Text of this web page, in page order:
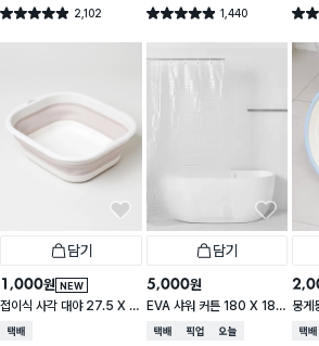
별점 4.9점 2,102
건 작성 별점 4.9점 1,440
건 작성 별점
담기
NEW
1,000원
접이식 사각 대야 27.5 X 2
3 cm
택배배송
담기
5,000원
EVA 샤워 커튼 180 X 180
cm
택배배송매장픽업오늘배송
뭉게
cm
택배